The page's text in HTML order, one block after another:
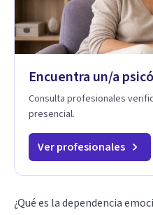
Encuentra un/a
Consulta profesionales
presencial.
Ver profesionales
¿Qué es la dependencia